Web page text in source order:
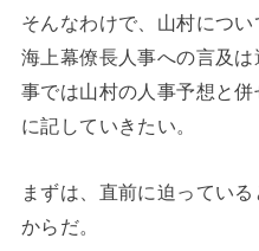
そんなわけで、山村につ
海上幕僚長人事への言及
事では山村の人事予想と
に記していきたい。
まずは、直前に迫ってい
からだ。